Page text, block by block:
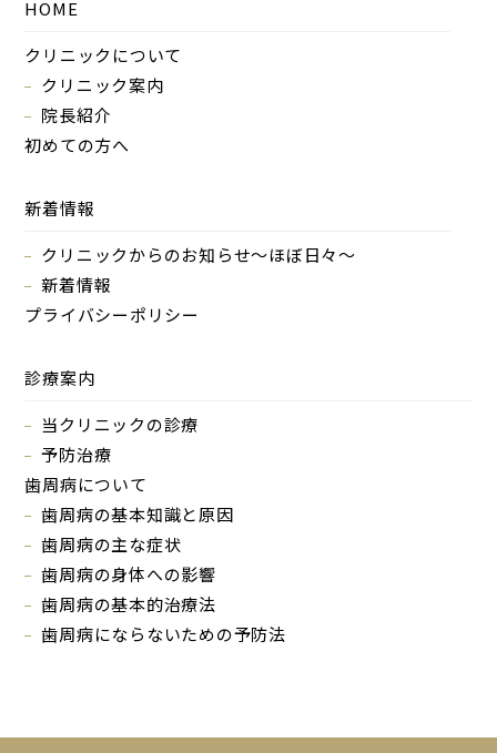
HOME
クリニックについて
クリニック案内
院長紹介
初めての方へ
新着情報
クリニックからのお知らせ～ほぼ日々～
新着情報
プライバシーポリシー
診療案内
当クリニックの診療
予防治療
歯周病について
歯周病の基本知識と原因
歯周病の主な症状
歯周病の身体への影響
歯周病の基本的治療法
歯周病にならないための予防法